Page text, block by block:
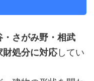
・さがみ野・相武
財処分に対応してい